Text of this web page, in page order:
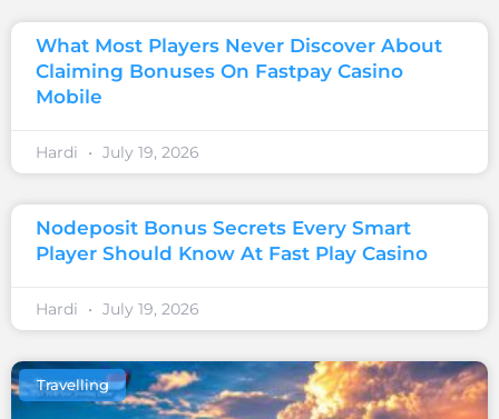
What Most Players Never Discover About
Claiming Bonuses On Fastpay Casino
Mobile
Hardi July 19, 2026
Nodeposit Bonus Secrets Every Smart
Player Should Know At Fast Play Casino
Hardi July 19, 2026
Travelling